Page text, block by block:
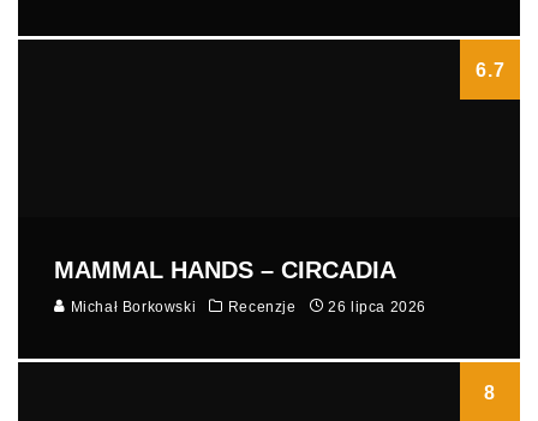
6.7
MAMMAL HANDS – CIRCADIA
Michał Borkowski Recenzje 26 lipca 2026
8